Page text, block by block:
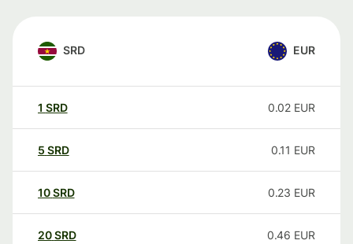
SRD EUR
1 SRD 0.02 EUR
5 SRD 0.11 EUR
10SRD 0.23 EUR
20SRD 0.46 EUR